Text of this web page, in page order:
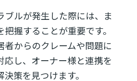
ームや問い合わせには迅速
況をオーナー様に速やかに
ブルが発生した際には、ま
握することが重要です。
者からのクレームや問題に
応し、オーナー様と連携を
策を見つけます。